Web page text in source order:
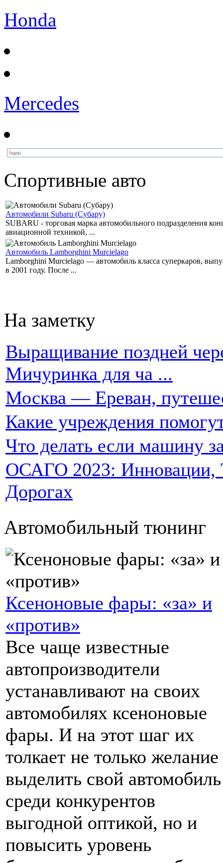
Honda
Mercedes
Спортивные авто
Автомобили Subaru (Субару)
SUBARU - торговая марка автомобильного подразделения
авиационной техникой, ...
Автомобиль Lamborghini Murcielago
Lamborghini Murcielago — автомобиль класса суперкаров,
в 2001 году. После ...
На заметку
Выращивание поздней
Мичуринка для ча ...
Москва — Ереван,
Какие учреждения
Что делать если машину
ОСАГО 2023: Инновации,
Дорогах
Автомобильный тюнинг
Ксеноновые фары: «за» и
«против»
Все чаще известные
автопроизводители
устанавливают на своих
автомобилях ксеноновые
фары. И на этот шаг их
толкает не только желание
выделить свой автомобиль
среди конкурентов
выгодной оптикой, но и
повысить уровень